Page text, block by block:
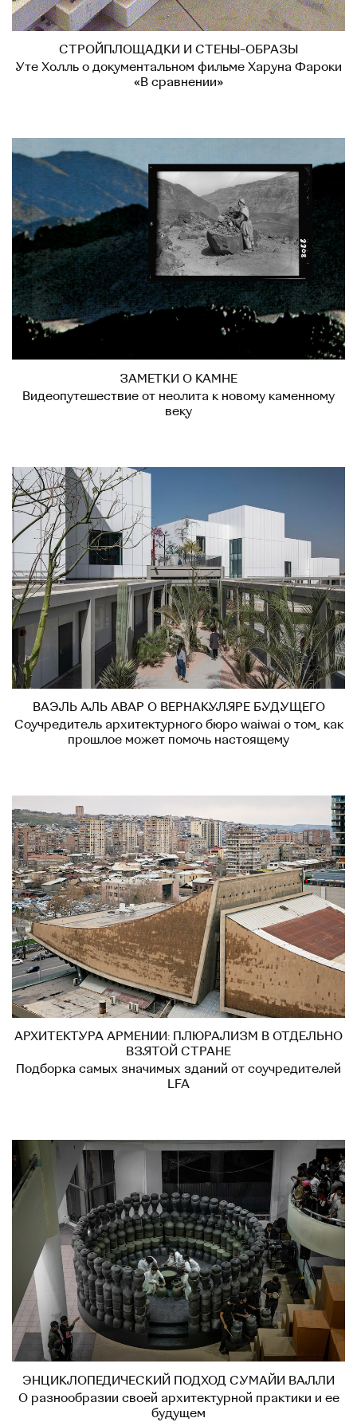
СТРОЙПЛОЩАДКИ И СТЕНЫ-ОБРАЗЫ
Уте Холль о документальном фильме Харуна Фароки
«В сравнении»
ЗАМЕТКИ О КАМНЕ
Видеопутешествие от неолита к новому каменному
веку
ВАЭЛЬ АЛЬ АВАР О ВЕРНАКУЛЯРЕ БУДУЩЕГО
Соучредитель архитектурного бюро waiwai о том, как
прошлое может помочь настоящему
АРХИТЕКТУРА АРМЕНИИ: ПЛЮРАЛИЗМ В ОТДЕЛЬНО
ВЗЯТОЙ СТРАНЕ
Подборка самых значимых зданий от соучредителей
LFA
ЭНЦИКЛОПЕДИЧЕСКИЙ ПОДХОД СУМАЙИ ВАЛЛИ
О разнообразии своей архитектурной практики и ее
будущем